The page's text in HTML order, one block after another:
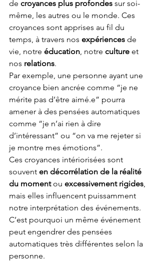
de croyances plus profondes sur soi-
même, les autres ou le monde. Ces
croyances sont apprises au fil du
temps, à travers nos expériences de
vie, notre éducation, notre culture et
nos relations.
Par exemple, une personne ayant une
croyance bien ancrée comme “je ne
mérite pas d’être aimé.e” pourra
amener à des pensées automatiques
comme “je n’ai rien à dire
d’intéressant” ou “on va me rejeter si
je montre mes émotions”.
Ces croyances intériorisées sont
souvent en décorrélation de la réalité
du moment ou excessivement rigides,
mais elles influencent puissamment
notre interprétation des événements.
C’est pourquoi un même événement
peut engendrer des pensées
automatiques très différentes selon la
personne.